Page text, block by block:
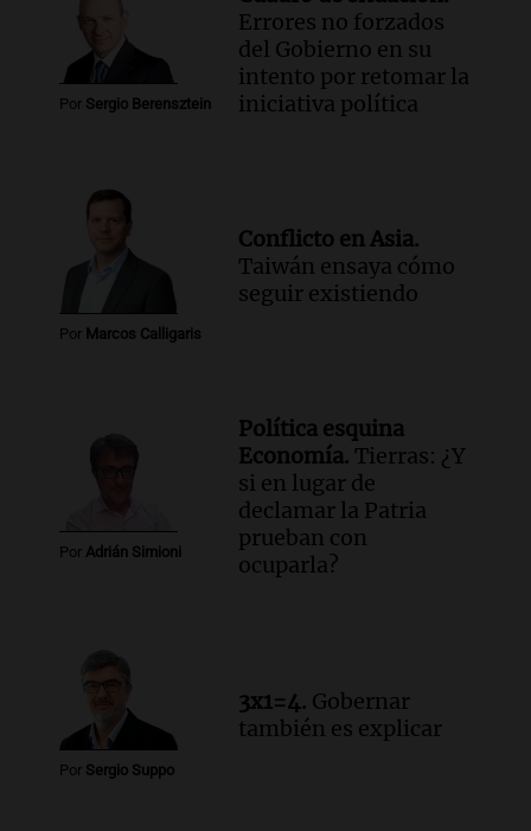
Por Sergio Berensztein
Errores no forzados
del Gobierno en su
intento por retomar la
iniciativa política
Por Marcos Calligaris
Conflicto en Asia.
Taiwán ensaya cómo
seguir existiendo
Por Adrián Simioni
Política esquina
Economía. Tierras: ¿Y
si en lugar de
declamar la Patria
prueban con
ocuparla?
Por Sergio Suppo
3x1=4. Gobernar
también es explicar